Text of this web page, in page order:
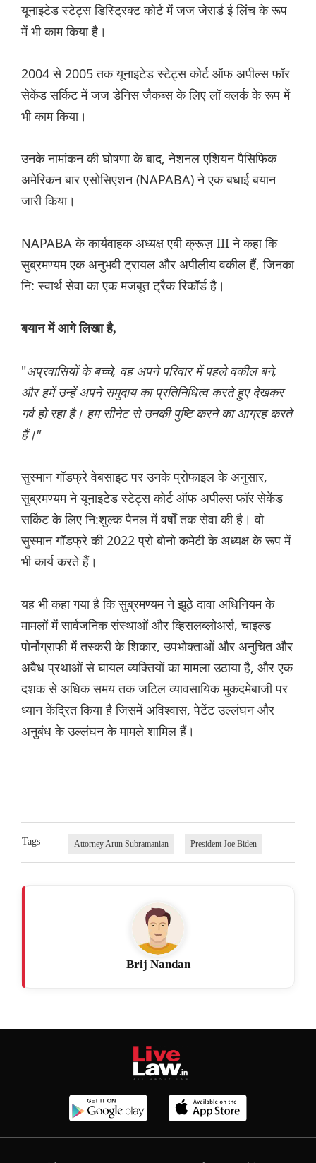
यूनाइटेड स्टेट्स डिस्ट्रिक्ट कोर्ट में जज जेरार्ड ई लिंच के रूप
में भी काम किया है।
2004 से 2005 तक यूनाइटेड स्टेट्स कोर्ट ऑफ अपील्स फॉर
सेकेंड सर्किट में जज डेनिस जैकब्स के लिए लॉ क्लर्क के रूप में
भी काम किया।
उनके नामांकन की घोषणा के बाद, नेशनल एशियन पैसिफिक
अमेरिकन बार एसोसिएशन (NAPABA) ने एक बधाई बयान
जारी किया।
NAPABA के कार्यवाहक अध्यक्ष एबी क्रूज़ III ने कहा कि
सुब्रमण्यम एक अनुभवी ट्रायल और अपीलीय वकील हैं, जिनका
नि: स्वार्थ सेवा का एक मजबूत ट्रैक रिकॉर्ड है।
बयान में आगे लिखा है,
"अप्रवासियों के बच्चे, वह अपने परिवार में पहले वकील बने,
और हमें उन्हें अपने समुदाय का प्रतिनिधित्व करते हुए देखकर
गर्व हो रहा है। हम सीनेट से उनकी पुष्टि करने का आग्रह करते
हैं।"
सुस्मान गॉडफ्रे वेबसाइट पर उनके प्रोफाइल के अनुसार,
सुब्रमण्यम ने यूनाइटेड स्टेट्स कोर्ट ऑफ अपील्स फॉर सेकेंड
सर्किट के लिए नि:शुल्क पैनल में वर्षों तक सेवा की है। वो
सुस्मान गॉडफ्रे की 2022 प्रो बोनो कमेटी के अध्यक्ष के रूप में
भी कार्य करते हैं।
यह भी कहा गया है कि सुब्रमण्यम ने झूठे दावा अधिनियम के
मामलों में सार्वजनिक संस्थाओं और व्हिसलब्लोअर्स, चाइल्ड
पोर्नोग्राफी में तस्करी के शिकार, उपभोक्ताओं और अनुचित और
अवैध प्रथाओं से घायल व्यक्तियों का मामला उठाया है, और एक
दशक से अधिक समय तक जटिल व्यावसायिक मुकदमेबाजी पर
ध्यान केंद्रित किया है जिसमें अविश्वास, पेटेंट उल्लंघन और
अनुबंध के उल्लंघन के मामले शामिल हैं।
Tags Attorney Arun Subramanian President Joe Biden
Brij Nandan